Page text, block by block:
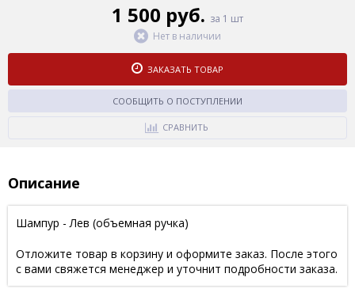
1 500 руб. за 1 шт
Нет в наличии
ЗАКАЗАТЬ ТОВАР
СООБЩИТЬ О ПОСТУПЛЕНИИ
СРАВНИТЬ
Описание
Шампур - Лев (объемная ручка)
Отложите товар в корзину и оформите заказ. После этого
с вами свяжется менеджер и уточнит подробности заказа.